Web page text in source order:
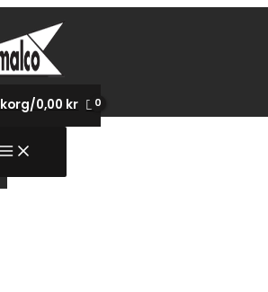
till
innehåll
0,00 kr